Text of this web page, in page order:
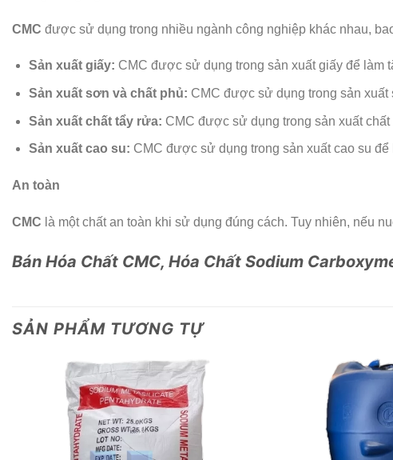
CMC được sử dụng trong nhiều ngành công nghiệp khác nhau,
Sản xuất giấy: CMC được sử dụng trong sản xuất giấy để làm
Sản xuất sơn và chất phủ: CMC được sử dụng trong sản xuất
Sản xuất chất tẩy rửa: CMC được sử dụng trong sản xuất
Sản xuất cao su: CMC được sử dụng trong sản xuất cao su
An toàn
CMC là một chất an toàn khi sử dụng đúng cách. Tuy nhiên, nếu
Bán Hóa Chất CMC, Hóa Chất Sodium
SẢN PHẨM TƯƠNG TỰ